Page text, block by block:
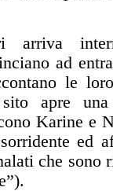
arriva
ad
le
apre
Karine e
ed
che sono